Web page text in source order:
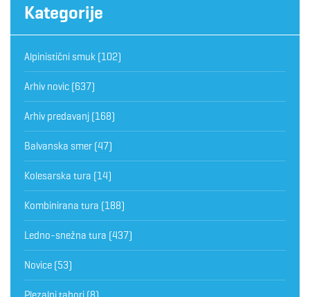
Kategorije
Alpinistični smuk (102)
Arhiv novic (637)
Arhiv predavanj (168)
Balvanska smer (47)
Kolesarska tura (14)
Kombinirana tura (188)
Ledno-snežna tura (437)
Novice (53)